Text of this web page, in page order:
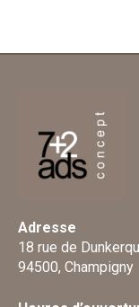
Adresse
18 rue de
94500, Champigny